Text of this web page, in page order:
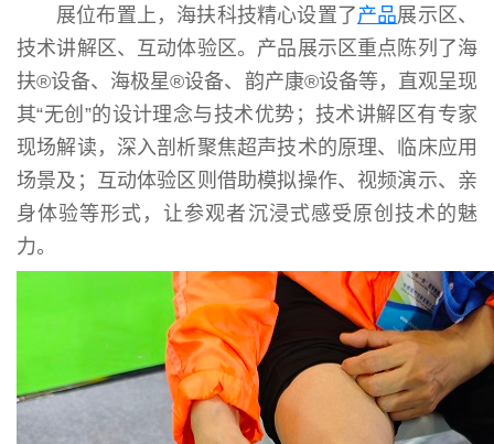
展位布置上，海扶科技精心设置了产品展示区、
技术讲解区、互动体验区。产品展示区重点陈列了海
扶®设备、海极星®设备、韵产康®设备等，直观呈现
其“无创”的设计理念与技术优势；技术讲解区有专家
现场解读，深入剖析聚焦超声技术的原理、临床应用
场景及；互动体验区则借助模拟操作、视频演示、亲
身体验等形式，让参观者沉浸式感受原创技术的魅
力。